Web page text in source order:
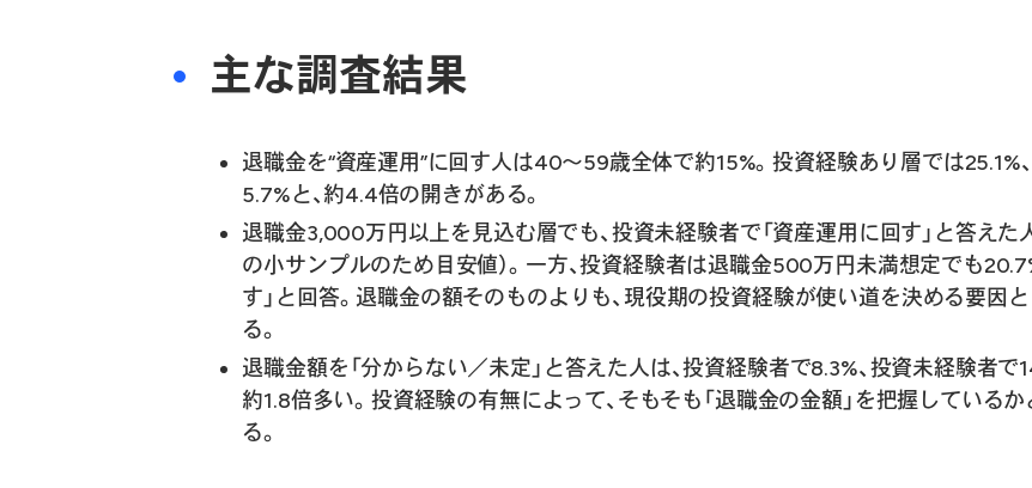
主な調査結果
退職金を“資産運用”に回す人は40〜59歳全体で約15%。投資経験あり層では25.1%
5.7%と、約4.4倍の開きがある。
退職金3,000万円以上を見込む層でも、投資未経験者で「資産運用に回す」と答えた
の小サンプルのため目安値）。一方、投資経験者は退職金500万円未満想定でも
す」と回答。退職金の額そのものよりも、現役期の投資経験が使い道を決める要因
る。
退職金額を「分からない／未定」と答えた人は、投資経験者で8.3%、投資未経験者で
約1.8倍多い。投資経験の有無によって、そもそも「退職金の金額」を把握している
る。